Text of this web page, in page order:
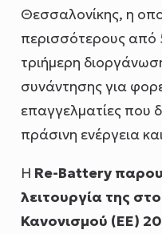
Θεσσαλονίκης, η
περισσότερους από
τριήμερη
συνάντησης για
επαγγελματίες που
πράσινη ενέργεια
Η Re-Battery
λειτουργία της
Κανονισμού (ΕΕ)